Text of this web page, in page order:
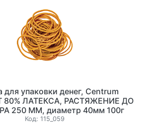
для упаковки денег, Centrum
ЛАТЕКСА, РАСТЯЖЕНИЕ ДО
250 ММ, диаметр 40мм 100г
Код: 115_059